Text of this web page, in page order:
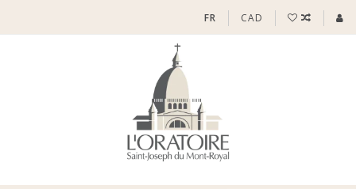
FR CAD